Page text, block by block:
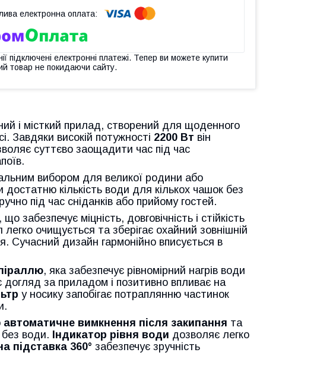
підключені електронні платежі. Тепер ви можете купити
товар не покидаючи сайту.
і місткий прилад, створений для щоденного
Завдяки високій потужності 2200 Вт він
суттєво заощадити час під час
вибором для великої родини або
кількість води для кількох чашок без
під час сніданків або прийому гостей.
, що забезпечує міцність, довговічність і стійкість
очищується та зберігає охайний зовнішній
Сучасний дизайн гармонійно вписується в
, яка забезпечує рівномірний нагрів води
за приладом і позитивно впливає на
у носику запобігає потраплянню частинок
автоматичне вимкнення після закипання та
без води. Індикатор рівня води дозволяє легко
підставка 360° забезпечує зручність